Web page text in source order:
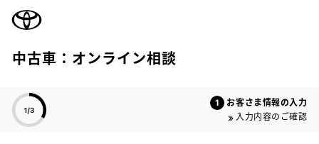
中古車：オンライン相談
お客さま情報の入力
入力内容のご確認